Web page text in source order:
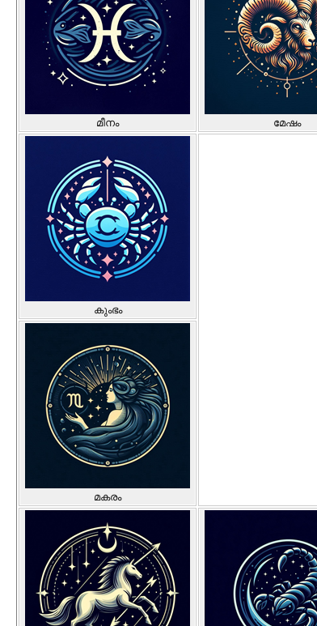
മീനം മേഷം
കുംഭം
മകരം